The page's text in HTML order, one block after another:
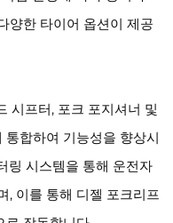
양한 타이어 옵션이 제공
시프터, 포크 포지셔너 및
합하여 기능성을 향상시
링 시스템을 통해 운전자
, 이를 통해 디젤 포크리프